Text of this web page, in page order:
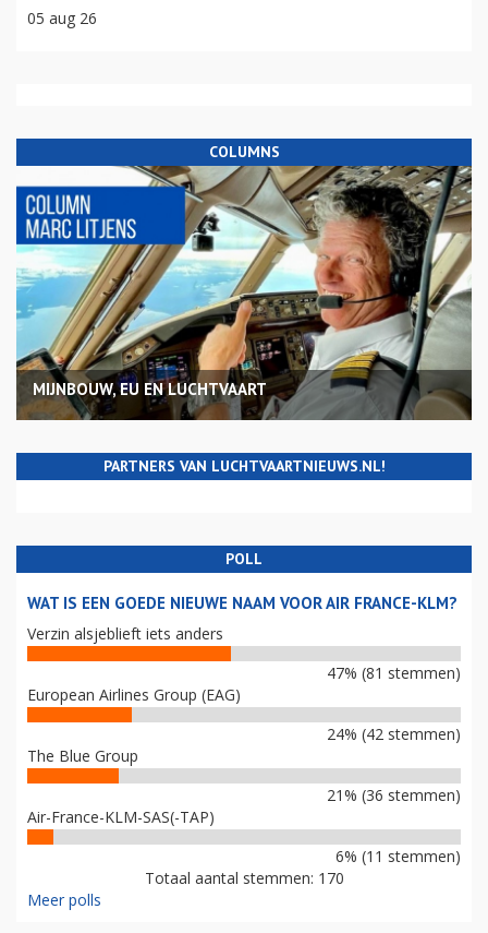
05 aug 26
COLUMNS
MIJNBOUW, EU EN LUCHTVAART
PARTNERS VAN LUCHTVAARTNIEUWS.NL!
POLL
WAT IS EEN GOEDE NIEUWE NAAM VOOR AIR FRANCE-KLM?
Verzin alsjeblieft iets anders
47% (81 stemmen)
European Airlines Group (EAG)
24% (42 stemmen)
The Blue Group
21% (36 stemmen)
Air-France-KLM-SAS(-TAP)
6% (11 stemmen)
Totaal aantal stemmen: 170
Meer polls